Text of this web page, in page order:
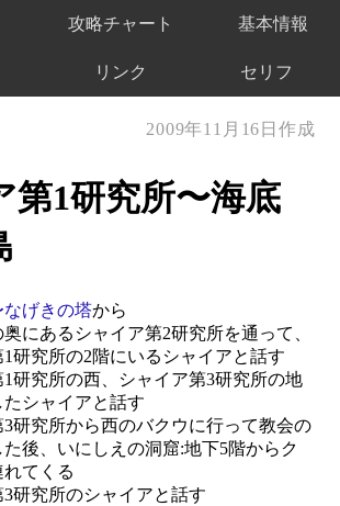
攻略チャート 基本情報
リンク セリフ
2009年11月16日作成
第1研究所〜海底
なげきの塔から
にあるシャイア第2研究所を通って、
1研究所の2階にいるシャイアと話す
1研究所の西、シャイア第3研究所の地
シャイアと話す
3研究所から西のバクウに行って教会の
後、いにしえの洞窟:地下5階からク
てくる
3研究所のシャイアと話す